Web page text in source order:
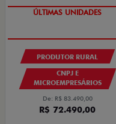
OPORTUNIDADE
PRODUTOR RURAL
CNPJ E
MICROEMPRESÁRIOS
De: R$ 83.490,00
R$ 72.490,00